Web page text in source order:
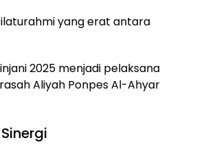
yang erat antara
2025 menjadi pelaksana
Aliyah Ponpes Al-Ahyar